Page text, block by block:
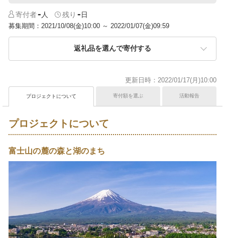
寄付者- 人 残り -日
募集期間 2021/10/08(金)10:00 ～ 2022/01/07(金)09:59
返礼品を選んで寄付する
更新日時 2022/01/17(月)10:00
プロジェクトについて 寄付額を選ぶ 活動報告
プロジェクトについて
富士山の麓の森と湖のまち